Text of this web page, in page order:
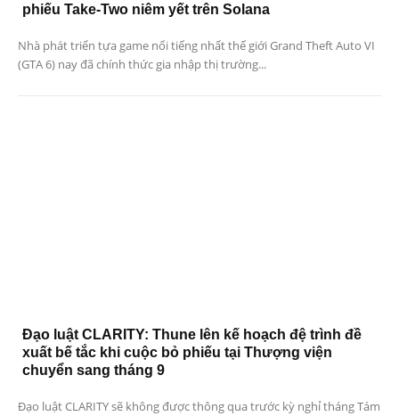
phiếu Take-Two niêm yết trên Solana
Nhà phát triển tựa game nổi tiếng nhất thế giới Grand Theft Auto VI
(GTA 6) nay đã chính thức gia nhập thị trường...
Đạo luật CLARITY: Thune lên kế hoạch đệ trình đề
xuất bế tắc khi cuộc bỏ phiếu tại Thượng viện
chuyển sang tháng 9
Đạo luật CLARITY sẽ không được thông qua trước kỳ nghỉ tháng Tám